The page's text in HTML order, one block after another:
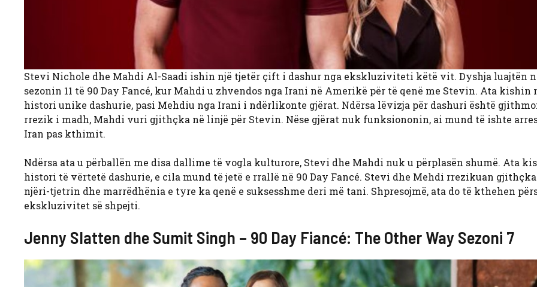
Stevi Nichole dhe Mahdi Al-Saadi ishin një tjetër çift i dashur nga ekskluziviteti këtë vit. Dyshja luajtën
sezonin 11 të 90 Day Fancé, kur Mahdi u zhvendos nga Irani në Amerikë për të qenë me Stevin. Ata kishin
histori unike dashurie, pasi Mehdiu nga Irani i ndërlikonte gjërat. Ndërsa lëvizja për dashuri është
rrezik i madh, Mahdi vuri gjithçka në linjë për Stevin. Nëse gjërat nuk funksiononin, ai mund të ishte
Iran pas kthimit.
Ndërsa ata u përballën me disa dallime të vogla kulturore, Stevi dhe Mahdi nuk u përplasën shumë. Ata
histori të vërtetë dashurie, e cila mund të jetë e rrallë në 90 Day Fancé. Stevi dhe Mehdi rrezikuan
njëri-tjetrin dhe marrëdhënia e tyre ka qenë e suksesshme deri më tani. Shpresojmë, ata do të kthehen
ekskluzivitet së shpejti.
Jenny Slatten dhe Sumit Singh – 90 Day Fiancé: The Other Way Sezoni 7